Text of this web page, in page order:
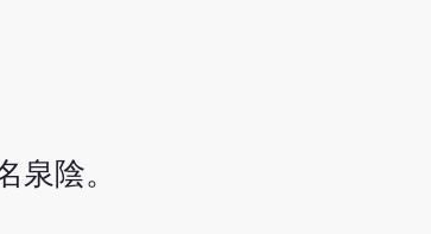
陰。